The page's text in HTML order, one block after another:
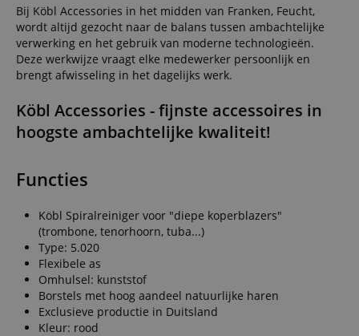
Bij Köbl Accessories in het midden van Franken, Feucht,
wordt altijd gezocht naar de balans tussen ambachtelijke
verwerking en het gebruik van moderne technologieën.
Deze werkwijze vraagt elke medewerker persoonlijk en
brengt afwisseling in het dagelijks werk.
Köbl Accessories - fijnste accessoires in
hoogste ambachtelijke kwaliteit!
Functies
Köbl Spiralreiniger voor "diepe koperblazers"
(trombone, tenorhoorn, tuba...)
Type: 5.020
Flexibele as
Omhulsel: kunststof
Borstels met hoog aandeel natuurlijke haren
Exclusieve productie in Duitsland
Kleur: rood